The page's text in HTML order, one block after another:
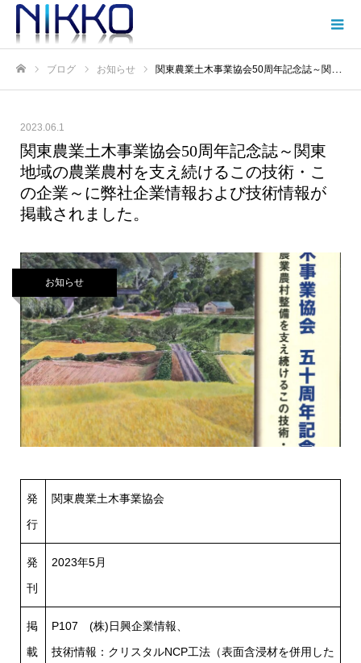
ブログ お知らせ 関東農業土木事業協会50周年記念誌～関東地域の農業農村を支え続けるこの技術・この企業～に弊社企業情報および技術情報が掲載されました。
2023.06.1
関東農業土木事業協会50周年記念誌～関東
地域の農業農村を支え続けるこの技術・こ
の企業～に弊社企業情報および技術情報が
掲載されました。
お知らせ
発
行
関東農業土木事業協会
発
刊
2023年5月
掲
載
P107 (株)日興企業情報、
技術情報：クリスタルNCP工法（表面含浸材を併用した